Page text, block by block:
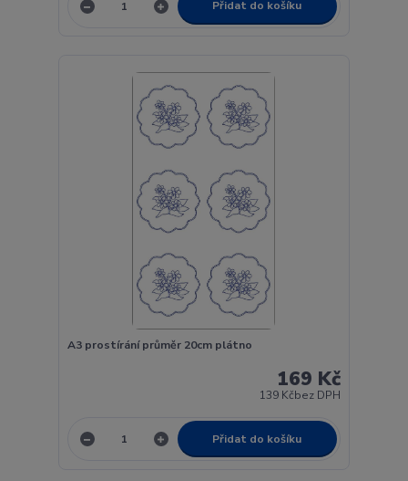
Přidat do košíku
A3 prostírání průměr 20cm plátno
169 Kč
139 Kčbez DPH
Přidat do košíku